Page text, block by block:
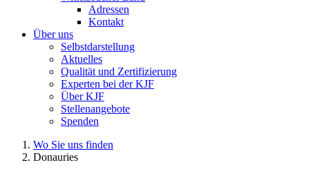
Adressen
Kontakt
Über uns
Selbstdarstellung
Aktuelles
Qualität und Zertifizierung
Experten bei der KJF
Über KJF
Stellenangebote
Spenden
Wo Sie uns finden
Donauries